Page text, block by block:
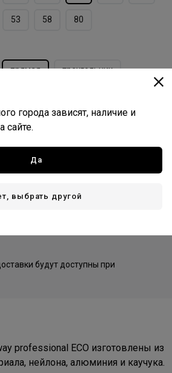
53 58 80
прямая треугольник
бренда
будут доступны при
professional ECO изготовлены из
нейлона, алюминия и каучука.
города зависят, наличие и
сайте.
Да
выбрать другой